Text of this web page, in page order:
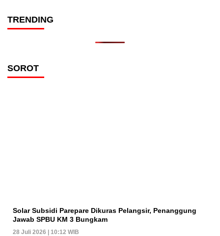
TRENDING
SOROT
Solar Subsidi Parepare Dikuras Pelangsir, Penanggung
Jawab SPBU KM 3 Bungkam
28 Juli 2026 | 10:12 WIB